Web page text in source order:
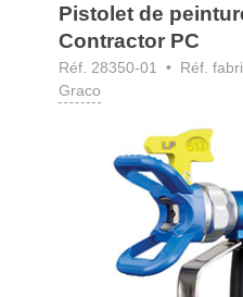
Pistolet de
Contractor PC
Réf. 28350-01
• Réf.
Graco